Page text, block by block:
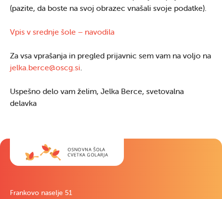
(pazite, da boste na svoj obrazec vnašali svoje podatke).
Vpis v srednje šole – navodila
Za vsa vprašanja in pregled prijavnic sem vam na voljo na
jelka.berce@oscg.si.
Uspešno delo vam želim, Jelka Berce, svetovalna
delavka
Frankovo naselje 51